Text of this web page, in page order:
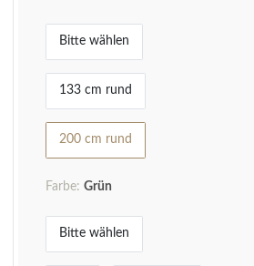
Bitte wählen
133 cm rund
200 cm rund
Farbe: Grün
Bitte wählen